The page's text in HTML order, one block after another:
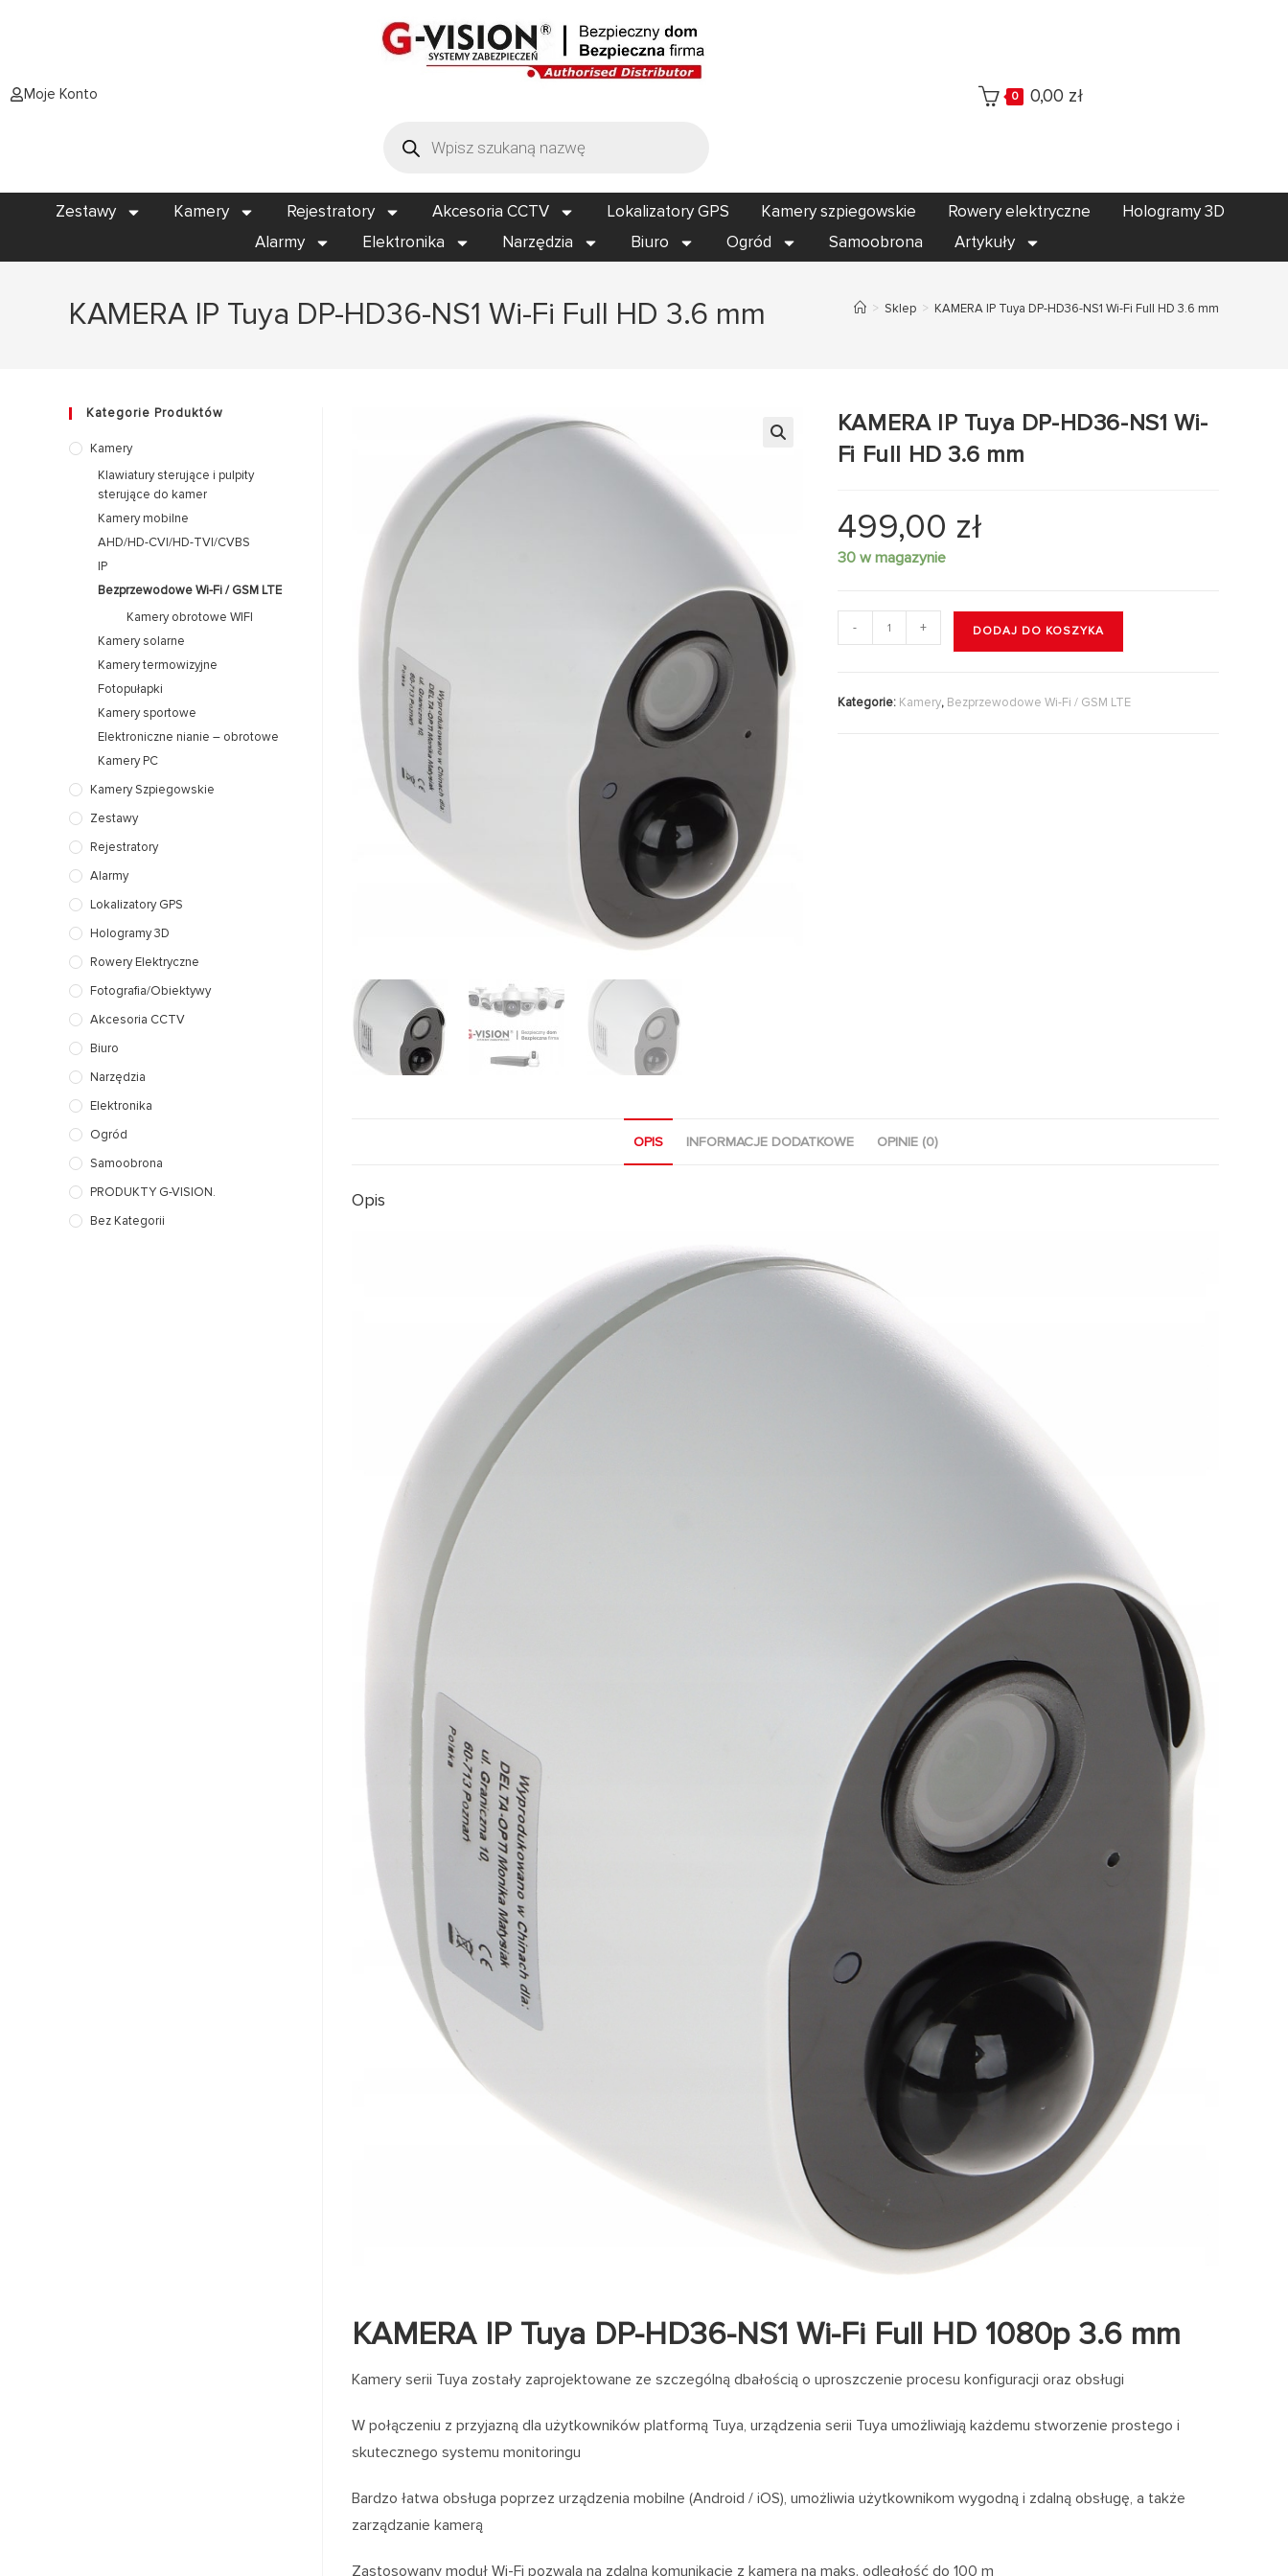
Moje Konto 0 0,00 zł
Zestawy Kamery Rejestratory Akcesoria CCTV Lokalizatory GPS Kamery szpiegowskie Rowery elektryczne
Hologramy 3D
Alarmy
Elektronika Narzędzia Biuro Ogród Samoobrona Artykuły
KAMERA IP Tuya DP-HD36-NS1 Wi-Fi Full HD 3.6 mm > Sklep > KAMERA IP Tuya DP-HD36-NS1 Wi-Fi Full HD 3.6 mm
KAMERA IP Tuya DP-HD36-NS1 Wi-
Fi Full HD 3.6 mm
499,00 zł
30 w magazynie
- + DODAJ DO KOSZYKA
Kategorie: Kamery, Bezprzewodowe Wi-Fi / GSM LTE
OPIS INFORMACJE DODATKOWE OPINIE (0)
Opis
KAMERA IP Tuya DP-HD36-NS1 Wi-Fi Full HD 1080p 3.6 mm
Kamery serii Tuya zostały zaprojektowane ze szczególną dbałością o uproszczenie procesu konfiguracji oraz obsługi
W połączeniu z przyjazną dla użytkowników platformą Tuya, urządzenia serii Tuya umożliwiają każdemu stworzenie prostego i
skutecznego systemu monitoringu
Bardzo łatwa obsługa poprzez urządzenia mobilne (Android / iOS), umożliwia użytkownikom wygodną i zdalną obsługę, a także
zarządzanie kamerą
Zastosowany moduł Wi-Fi pozwala na zdalną komunikację z kamerą na maks. odległość do 100 m
Kategorie Produktów
Kamery
Klawiatury sterujące i pulpity
sterujące do kamer
Kamery mobilne
AHD/HD-CVI/HD-TVI/CVBS
IP
Bezprzewodowe Wi-Fi / GSM LTE
Kamery obrotowe WIFI
Kamery solarne
Kamery termowizyjne
Fotopułapki
Kamery sportowe
Elektroniczne nianie – obrotowe
Kamery PC
Kamery Szpiegowskie
Zestawy
Rejestratory
Alarmy
Lokalizatory GPS
Hologramy 3D
Rowery Elektryczne
Fotografia/Obiektywy
Akcesoria CCTV
Biuro
Narzędzia
Elektronika
Ogród
Samoobrona
PRODUKTY G-VISION.
Bez Kategorii